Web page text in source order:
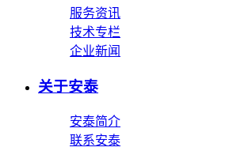
服务资讯
技术专栏
企业新闻
关于安泰
安泰简介
联系安泰